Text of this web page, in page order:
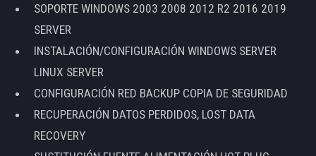
SOPORTE WINDOWS 2003 2008 2012 R2 2016 2019
SERVER
INSTALACIÓN/CONFIGURACIÓN WINDOWS SERVER
LINUX SERVER
CONFIGURACIÓN RED BACKUP COPIA DE SEGURIDAD
RECUPERACIÓN DATOS PERDIDOS, LOST DATA
RECOVERY